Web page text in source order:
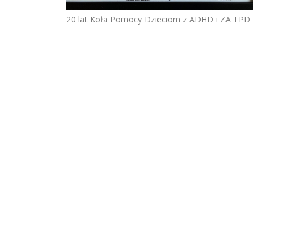
20 lat Koła Pomocy Dzieciom z ADHD i ZA TPD